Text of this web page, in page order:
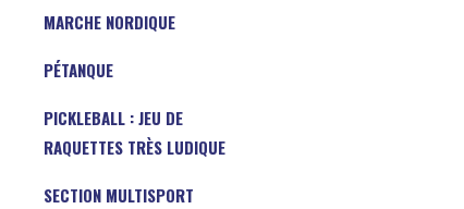
MARCHE NORDIQUE
PÉTANQUE
PICKLEBALL : JEU DE
RAQUETTES TRÈS LUDIQUE
SECTION MULTISPORT